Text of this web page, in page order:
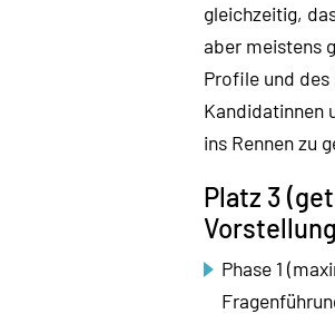
gleichzeitig,
aber meistens
Profile und
Kandidatinnen
ins Rennen zu
Platz 3
Phase 1